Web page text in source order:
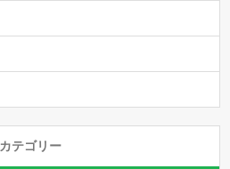
カテゴリー